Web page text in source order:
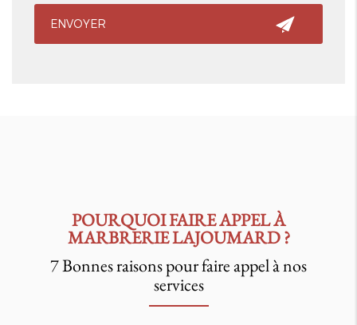
POURQUOI FAIRE APPEL À
MARBRERIE LAJOUMARD ?
7 Bonnes raisons pour faire appel à nos
services